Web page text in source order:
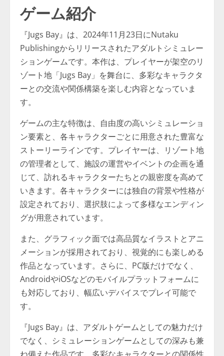
ゲーム紹介
『Jugs Bay』は、2024年11月23日にNutaku
Publishingからリリースされたアダルトシミュレー
ションゲームです。本作は、プレイヤーが架空のリ
ゾート地「Jugs Bay」を舞台に、多彩なキャラクタ
ーとの交流や関係構築を楽しむ内容となっていま
す。
ゲームの主な特徴は、自由度の高いシミュレーショ
ン要素と、各キャラクターごとに用意された豊富な
ストーリーラインです。プレイヤーは、リゾート地
の管理者として、施設の運営やイベントの企画を通
じて、訪れるキャラクターたちとの親密度を高めて
いきます。各キャラクターには独自の背景や性格が
設定されており、選択肢によって多様なエンディン
グが用意されています。
また、グラフィック面では高品質なイラストとアニ
メーションが採用されており、視覚的にも楽しめる
作品となっています。さらに、PC版だけでなく、
AndroidやiOSなどのモバイルプラットフォームに
も対応しており、幅広いデバイスでプレイ可能で
す。
『Jugs Bay』は、アダルトゲームとしての魅力だけ
でなく、シミュレーションゲームとしての深みも兼